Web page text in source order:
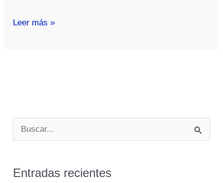
Introducción
Activas
Red
Leer más »
u
c
Entradas recientes